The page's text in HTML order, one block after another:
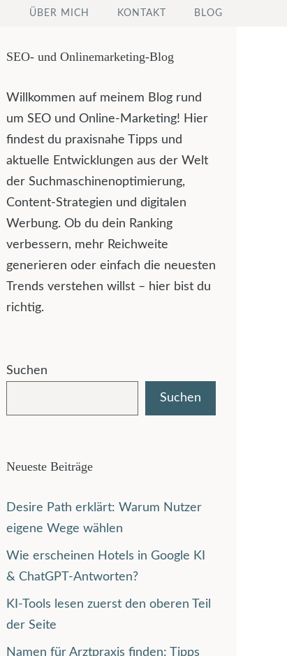
ÜBER MICH KONTAKT BLOG
SEO- und Onlinemarketing-Blog
Willkommen auf meinem Blog rund
um SEO und Online-Marketing! Hier
findest du praxisnahe Tipps und
aktuelle Entwicklungen aus der Welt
der Suchmaschinenoptimierung,
Content-Strategien und digitalen
Werbung. Ob du dein Ranking
verbessern, mehr Reichweite
generieren oder einfach die neuesten
Trends verstehen willst – hier bist du
richtig.
Suchen
Suchen
Neueste Beiträge
Desire Path erklärt: Warum Nutzer
eigene Wege wählen
Wie erscheinen Hotels in Google KI
& ChatGPT-Antworten?
KI-Tools lesen zuerst den oberen Teil
der Seite
Namen für Arztpraxis finden: Tipps